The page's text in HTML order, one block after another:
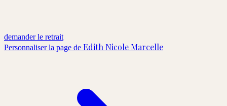
demander le retrait
Personnaliser la page de Edith Nicole Marcelle